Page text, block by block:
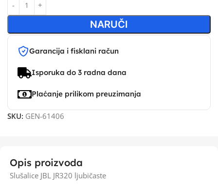
NARUČI
Garancija i fisklani račun
Isporuka do 3 radna dana
Plaćanje prilikom preuzimanja
SKU: GEN-61406
Opis proizvoda
Slušalice JBL JR320 ljubičaste